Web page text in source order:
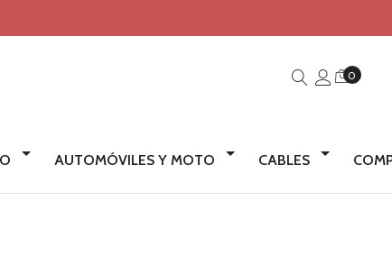
0
AUTOMÓVILES Y MOTO CABLES